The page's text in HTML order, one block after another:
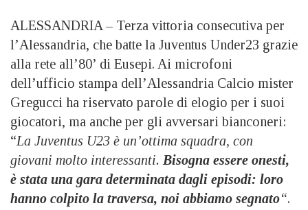
ALESSANDRIA – Terza vittoria consecutiva per
l’Alessandria, che batte la Juventus Under23 grazie
alla rete all’80’ di Eusepi. Ai microfoni
dell’ufficio stampa dell’Alessandria Calcio mister
Gregucci ha riservato parole di elogio per i suoi
giocatori, ma anche per gli avversari bianconeri:
“La Juventus U23 è un’ottima squadra, con
giovani molto interessanti. Bisogna essere onesti,
è stata una gara determinata dagli episodi: loro
hanno colpito la traversa, noi abbiamo segnato“.